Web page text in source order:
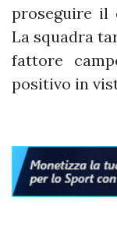
proseguire il
La squadra
fattore
positivo in